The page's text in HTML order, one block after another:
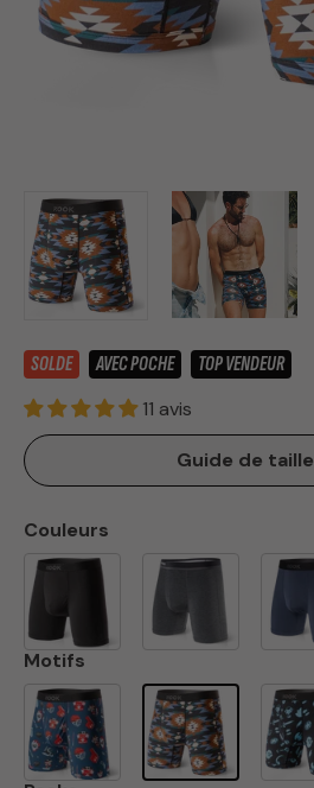
SOLDE AVEC POCHE
TOP VENDEUR
11 avis
Guide de taille
Couleurs
Motifs